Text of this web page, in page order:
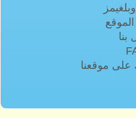
بنا
على موقعنا